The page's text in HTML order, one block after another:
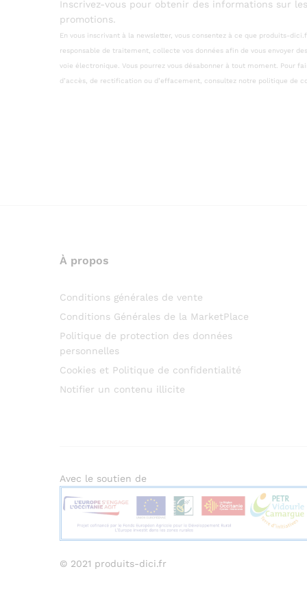
Inscrivez-vous pour obtenir des informations sur
promotions.
En vous inscrivant à la newsletter, vous consentez à ce que produits-
responsable de traitement, collecte vos données afin de vous envoyer
voie électronique. Vous pourrez vous désabonner à tout moment. Pour
d’accès, de rectification ou d’effacement, consultez notre politique de
À propos
Conditions générales de vente
Conditions Générales de la MarketPlace
Politique de protection des données
personnelles
Cookies et Politique de confidentialité
Notifier un contenu illicite
Avec le soutien de
© 2021 produits-dici.fr